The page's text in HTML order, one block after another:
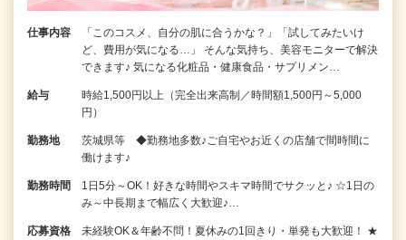
仕事内容
「このコスメ、自分の肌に合うかな？」「試してみたいけ
ど、費用が気になる…」 そんな気持ち、美容モニターで解決
できます♪ 気になる化粧品・健康食品・サプリメン…
給与
時給1,500円以上（完全出来高制／時間額1,500円～5,000
円）
勤務地
茨城県等 ◆勤務地多数♪ご自宅やお近くの店舗で間時間に
働けます♪
勤務時間
1日5分～OK！好きな時間やスキマ時間でサクッと♪ ☆1日の
み～中長期まで幅広く大歓迎♪…
応募資格
未経験OK＆年齢不問！夏休みの1回きり・単発も大歓迎！ ★